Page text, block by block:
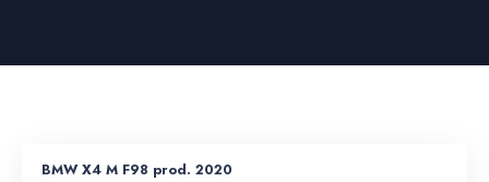
BMW X4 M F98 prod. 2020